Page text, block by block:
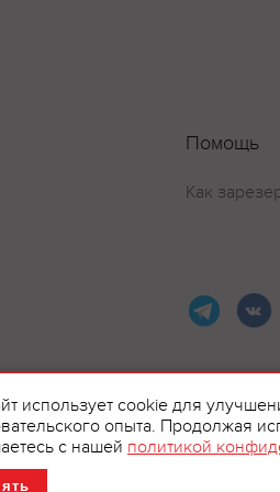
Помощь
Как
использует cookie для
опыта. Продолжая
с нашей политикой